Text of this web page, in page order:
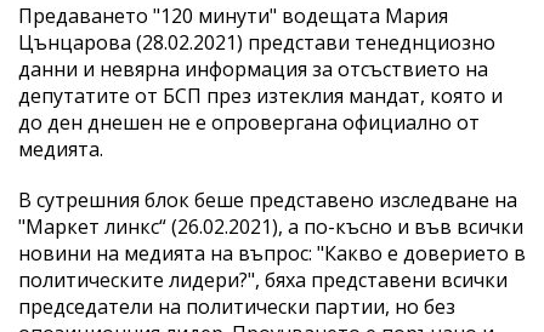
Предаването "120 минути" водещата Мария
Цънцарова (28.02.2021) представи тенеднциозно
данни и невярна информация за отсъствието на
депутатите от БСП през изтеклия мандат, която и
до ден днешен не е опровергана официално от
медията.
В сутрешния блок беше представено изследване на
"Маркет линкс“ (26.02.2021), а по-късно и във всички
новини на медията на въпрос: "Какво е доверието в
политическите лидери?", бяха представени всички
председатели на политически партии, но без